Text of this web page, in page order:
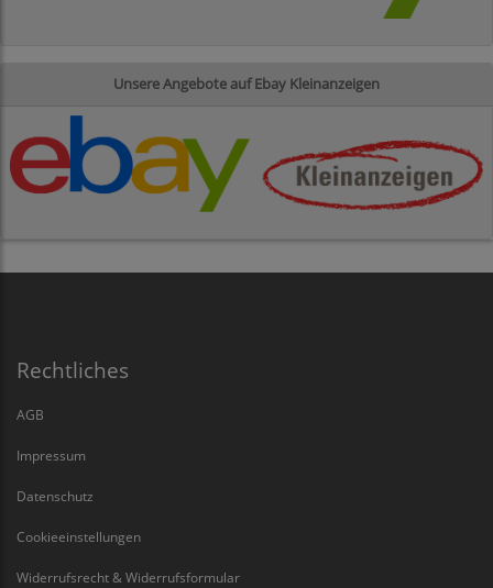
Unsere Angebote auf Ebay Kleinanzeigen
Rechtliches
AGB
Impressum
Datenschutz
Cookieeinstellungen
Widerrufsrecht & Widerrufsformular